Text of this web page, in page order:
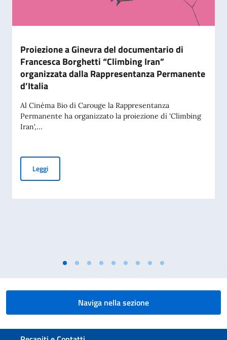
Proiezione a Ginevra del documentario di
Francesca Borghetti “Climbing Iran”
organizzata dalla Rappresentanza Permanente
d’Italia
Al Cinéma Bio di Carouge la Rappresentanza
Permanente ha organizzato la proiezione di 'Climbing
Iran',...
LeggiProiezione a Ginevra del documentario di Francesca
Naviga nella sezione